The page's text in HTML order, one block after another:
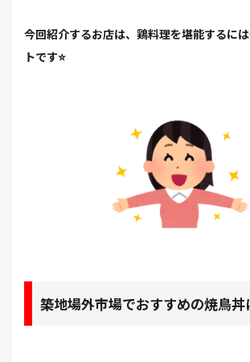
今回紹介するお店は、鶏料理を堪能するに
トです⭐
築地場外市場でおすすめの焼鳥丼